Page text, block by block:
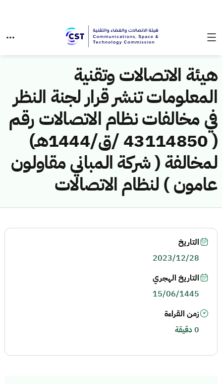
هيئة الاتصالات وتقنية
المعلومات تنشر قرار لجنة النظر
في مخالفات نظام الاتصالات رقم
( 43114850 /ق/1444هـ)
لمخالفة ( شركة المباني مقاولون
عامون ) لنظام الاتصالات
التاريخ
2023/12/28
التاريخ الهجري
15/06/1445
زمن القراءة
0 دقيقة